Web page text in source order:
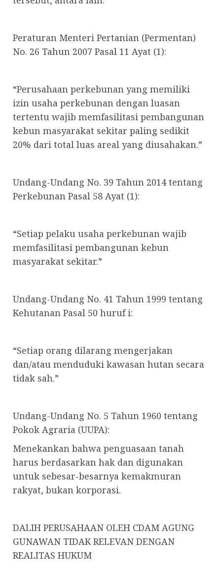
Peraturan Menteri Pertanian (Permentan)
No. 26 Tahun 2007 Pasal 11 Ayat (1):
“Perusahaan perkebunan yang memiliki
izin usaha perkebunan dengan luasan
tertentu wajib memfasilitasi pembangunan
kebun masyarakat sekitar paling sedikit
20% dari total luas areal yang diusahakan.”
Undang-Undang No. 39 Tahun 2014 tentang
Perkebunan Pasal 58 Ayat (1):
“Setiap pelaku usaha perkebunan wajib
memfasilitasi pembangunan kebun
masyarakat sekitar.”
Undang-Undang No. 41 Tahun 1999 tentang
Kehutanan Pasal 50 huruf i:
“Setiap orang dilarang mengerjakan
dan/atau menduduki kawasan hutan secara
tidak sah.”
Undang-Undang No. 5 Tahun 1960 tentang
Pokok Agraria (UUPA):
Menekankan bahwa penguasaan tanah
harus berdasarkan hak dan digunakan
untuk sebesar-besarnya kemakmuran
rakyat, bukan korporasi.
DALIH PERUSAHAAN OLEH CDAM AGUNG
GUNAWAN TIDAK RELEVAN DENGAN
REALITAS HUKUM